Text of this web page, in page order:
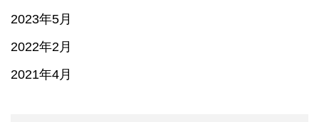
2023年5月
2022年2月
2021年4月